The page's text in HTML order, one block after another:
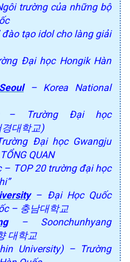
trường của những bộ
tạo idol cho làng giải
Đại học Hongik Hàn
– Korea National
Trường Đại học
경대학교)
Đại học Gwangju
QUAN
– TOP 20 trường đại học
– Đại Học Quốc
– 충남대학교
– Soonchunhyang
대학교
University) – Trường